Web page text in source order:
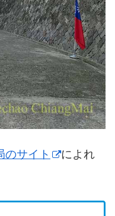
のサイト
によれ